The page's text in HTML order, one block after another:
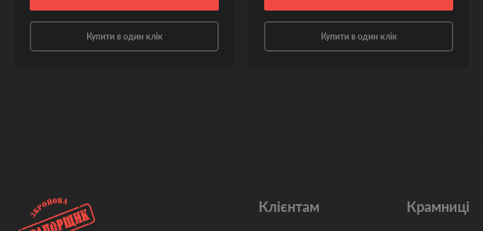
Купити в один клік Купити в один клік
Клієнтам Крамниці